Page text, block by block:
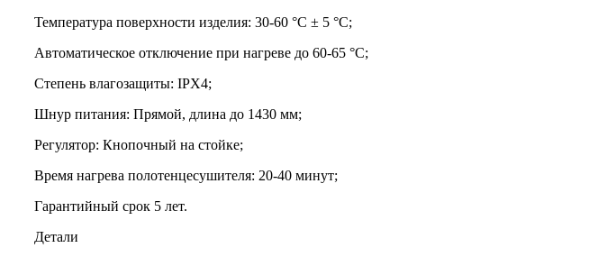
Температура поверхности изделия: 30-60 °С ± 5 °С;
Автоматическое отключение при нагреве до 60-65 °С;
Степень влагозащиты: IPX4;
Шнур питания: Прямой, длина до 1430 мм;
Регулятор: Кнопочный на стойке;
Время нагрева полотенцесушителя: 20-40 минут;
Гарантийный срок 5 лет.
Детали